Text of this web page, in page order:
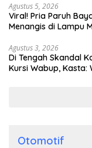
Agustus 5, 2026
Viral! Pria Paruh
Menangis di Lampu
Agustus 3, 2026
Di Tengah Skandal
Kursi Wabup, Kasta:
Otomotif